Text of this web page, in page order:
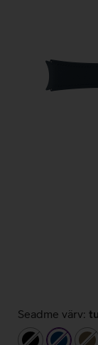
Seadme värv:
must